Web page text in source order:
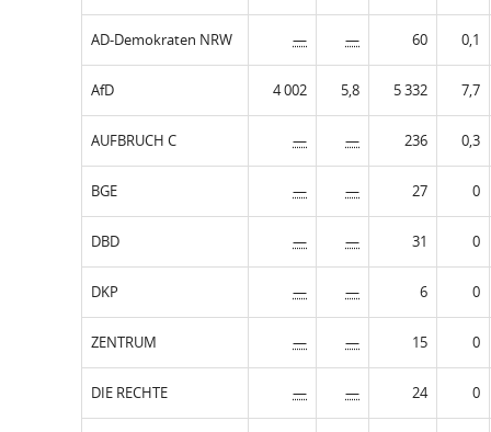
AD-Demokraten NRW — — 60 0,1
AfD 4 002 5,8 5 332 7,7
AUFBRUCH C — — 236 0,3
BGE — — 27 0
DBD — — 31 0
DKP — — 6 0
ZENTRUM — — 15 0
DIE RECHTE — — 24 0